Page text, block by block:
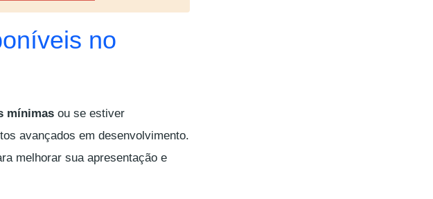
no
mínimas ou se estiver
avançados em desenvolvimento.
melhorar sua apresentação e